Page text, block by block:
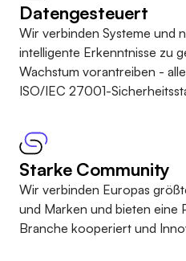
Datengesteuert
Wir verbinden Systeme und
intelligente Erkenntnisse zu
Wachstum vorantreiben -
ISO/IEC 27001-
Starke Community
Wir verbinden Europas
und Marken und bieten eine
Branche kooperiert und